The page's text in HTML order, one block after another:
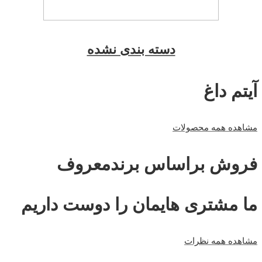
دسته بندی نشده
آیتم داغ
مشاهده همه محصولات
فروش براساس برندمعروف
ما مشتری هایمان را دوست داریم
مشاهده همه نظرات